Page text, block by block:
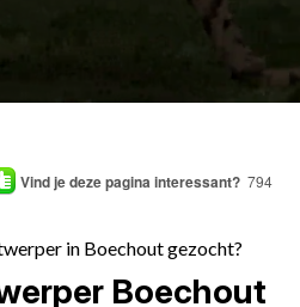
Vind je deze pagina interessant? 794
in Boechout gezocht?
Boechout